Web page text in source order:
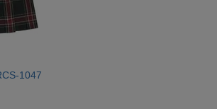
1047